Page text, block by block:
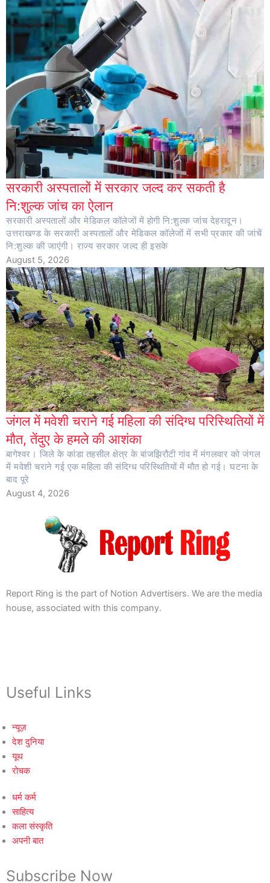
सरकारी अस्पतालों में सरकार जल्द कर सकती है
नि:शुल्क जांच का ऐलान
सरकारी अस्पतालों और मेडिकल कॉलेजों में होगी नि:शुल्क जांच देहरादून।
उत्तराखण्ड के सरकारी अस्पतालों और मेडिकल कॉलेजों में सभी प्रकार की जांचें
नि:शुल्क की जाएंगी। राज्य सरकार जल्द ही इसके
August 5, 2026
जंगल में मवेशी चराने गई महिला की संदिग्ध परिस्थितियों में
मौत, तेंदुए के हमले की आशंका
बागेश्वर। जिले के कांडा तहसील क्षेत्र के बांजझिरौटी गांव में मंगलवार को जंगल
में मवेशी चराने गई एक महिला की संदिग्ध परिस्थितियों में मौत हो गई। घटना के
बाद पूरे
August 4, 2026
Report Ring is the part of Notion Advertisers. We are the media
house, associated with this company.
Useful Links
न्यूज़
देश दुनिया
यूथ
रोचक
धर्म कर्म
साहित्य
कला संस्कृति
अपनी बात
Subscribe Now